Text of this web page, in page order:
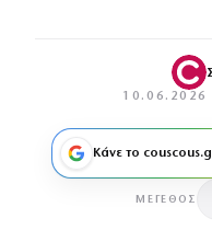
10.06.2026
Κάνε το
ΜΈΓΕΘΟΣ